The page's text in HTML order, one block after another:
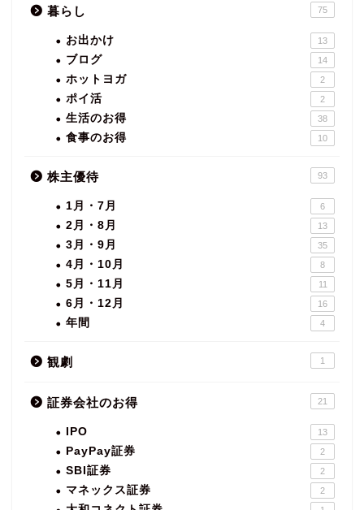
暮らし 75
お出かけ 13
ブログ 14
ホットヨガ 2
ポイ活 2
生活のお得 38
食事のお得 10
株主優待 93
1月・7月 6
2月・8月 13
3月・9月 35
4月・10月 8
5月・11月 11
6月・12月 16
年間 4
観劇 1
証券会社のお得 21
IPO 13
PayPay証券 2
SBI証券 2
マネックス証券 2